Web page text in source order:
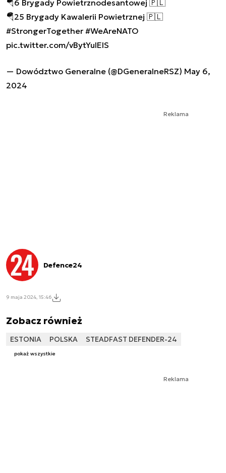
🪂6 Brygady Powietrznodesantowej 🇵🇱
🪂25 Brygady Kawalerii Powietrznej 🇵🇱
#StrongerTogether #WeAreNATO
pic.twitter.com/vBytYuIEIS
— Dowództwo Generalne (@DGeneralneRSZ) May 6,
2024
Reklama
Defence24
9 maja 2024, 15:46
Zobacz również
ESTONIA POLSKA STEADFAST DEFENDER-24
pokaż wszystkie
Reklama